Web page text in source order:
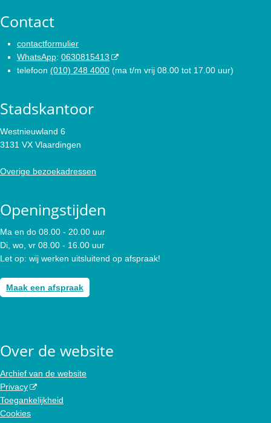
Contact
contactformulier
WhatsApp: 0630815413
telefoon (010) 248 4000 (ma t/m vrij 08.00 tot 17.00 uur)
Stadskantoor
Westnieuwland 6
3131 VX Vlaardingen
Overige bezoekadressen
Openingstijden
Ma en do 08.00 - 20.00 uur
Di, wo, vr 08.00 - 16.00 uur
Let op: wij werken uitsluitend op afspraak!
Maak een afspraak
Over de website
Archief van de website
Privacy
Toegankelijkheid
Cookies